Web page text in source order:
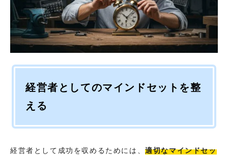
経営者としてのマインドセットを整
える
経営者として成功を収めるためには、適切なマインドセッ